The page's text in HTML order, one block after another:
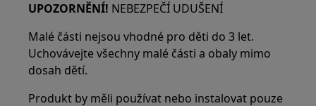
UPOZORNĚNÍ! NEBEZPEČÍ UDUŠENÍ
Malé části nejsou vhodné pro děti do 3 let.
Uchovávejte všechny malé části a obaly mimo
dosah dětí.
Produkt by měli používat nebo instalovat pouze